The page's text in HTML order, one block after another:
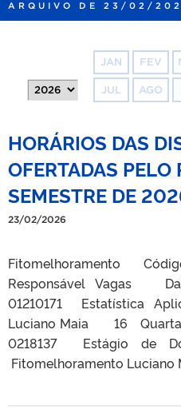
TELEFONES
ARQUIVO DE 23/02/
JAN FEV
JUL AGO
HORÁRIOS DAS
OFERTADAS PELO
SEMESTRE DE
23/02/2026
Área de
Fitomelhoramento
Responsável Vagas
01210171 Estatística
Luciano Maia 16
0218137 Estágio de
Fitomelhoramento Luciano